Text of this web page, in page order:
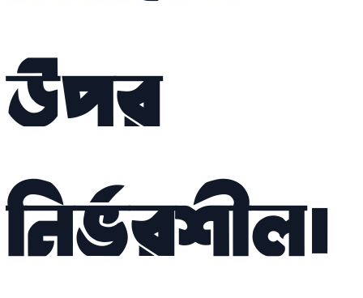
উপর
নির্ভরশীল।